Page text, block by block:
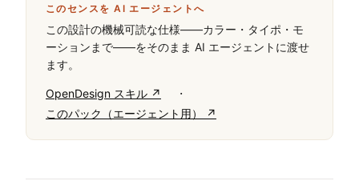
このセンスを AI エージェントへ
この設計の機械可読な仕様——カラー・タイポ・モ
ーションまで——をそのまま AI エージェントに渡せ
ます。
OpenDesign スキル ↗ ·
このパック（エージェント用） ↗